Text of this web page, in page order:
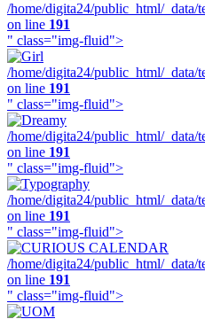
/home/digita24/public_html/_data/
on line 191
" class="img-fluid">
/home/digita24/public_html/_data/
on line 191
" class="img-fluid">
/home/digita24/public_html/_data/
on line 191
" class="img-fluid">
/home/digita24/public_html/_data/
on line 191
" class="img-fluid">
/home/digita24/public_html/_data/
on line 191
" class="img-fluid">